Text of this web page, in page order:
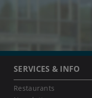
SERVICES & INFO
Restaurants